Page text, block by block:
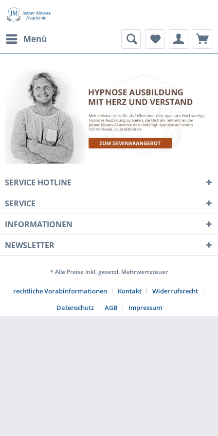
Menü
SERVICE HOTLINE
SERVICE
INFORMATIONEN
NEWSLETTER
* Alle Preise inkl. gesetzl. Mehrwertsteuer
rechtliche Vorabinformationen Kontakt
Widerrufsrecht
Datenschutz
AGB Impressum